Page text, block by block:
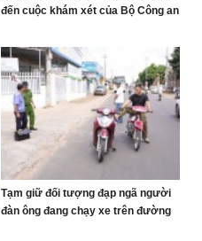
đến cuộc khám xét của Bộ Công an
Tạm giữ đối tượng đạp ngã người
đàn ông đang chạy xe trên đường